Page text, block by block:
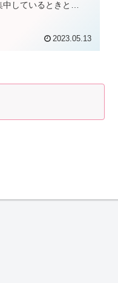
しているときと
2023.05.13